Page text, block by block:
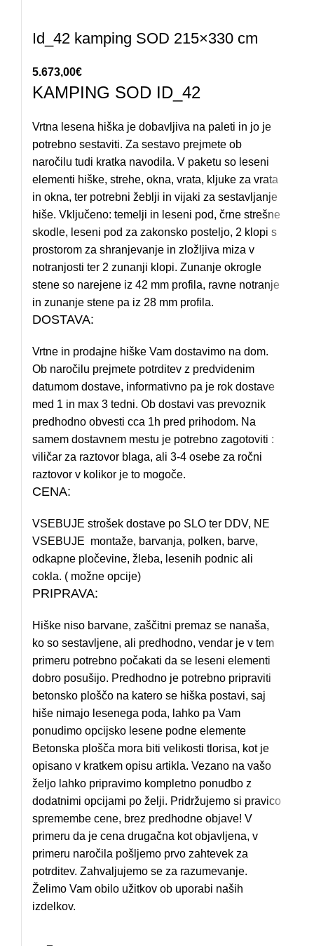
Id_42 kamping SOD 215×330 cm
5.673,00€
KAMPING SOD ID_42
Vrtna lesena hiška je dobavljiva na paleti in jo je
potrebno sestaviti. Za sestavo prejmete ob
naročilu tudi kratka navodila. V paketu so leseni
elementi hiške, strehe, okna, vrata, kljuke za vrata
in okna, ter potrebni žeblji in vijaki za sestavljanje
hiše. Vključeno: temelji in leseni pod, črne strešne
skodle, leseni pod za zakonsko posteljo, 2 klopi s
prostorom za shranjevanje in zložljiva miza v
notranjosti ter 2 zunanji klopi. Zunanje okrogle
stene so narejene iz 42 mm profila, ravne notranje
in zunanje stene pa iz 28 mm profila.
DOSTAVA:
Vrtne in prodajne hiške Vam dostavimo na dom.
Ob naročilu prejmete potrditev z predvidenim
datumom dostave, informativno pa je rok dostave
med 1 in max 3 tedni. Ob dostavi vas prevoznik
predhodno obvesti cca 1h pred prihodom. Na
samem dostavnem mestu je potrebno zagotoviti :
viličar za raztovor blaga, ali 3-4 osebe za ročni
raztovor v kolikor je to mogoče.
CENA:
VSEBUJE strošek dostave po SLO ter DDV, NE
VSEBUJE montaže, barvanja, polken, barve,
odkapne pločevine, žleba, lesenih podnic ali
cokla. ( možne opcije)
PRIPRAVA:
Hiške niso barvane, zaščitni premaz se nanaša,
ko so sestavljene, ali predhodno, vendar je v tem
primeru potrebno počakati da se leseni elementi
dobro posušijo. Predhodno je potrebno pripraviti
betonsko ploščo na katero se hiška postavi, saj
hiše nimajo lesenega poda, lahko pa Vam
ponudimo opcijsko lesene podne elemente
Betonska plošča mora biti velikosti tlorisa, kot je
opisano v kratkem opisu artikla. Vezano na vašo
željo lahko pripravimo kompletno ponudbo z
dodatnimi opcijami po želji. Pridržujemo si pravico
spremembe cene, brez predhodne objave! V
primeru da je cena drugačna kot objavljena, v
primeru naročila pošljemo prvo zahtevek za
potrditev. Zahvaljujemo se za razumevanje.
Želimo Vam obilo užitkov ob uporabi naših
izdelkov.